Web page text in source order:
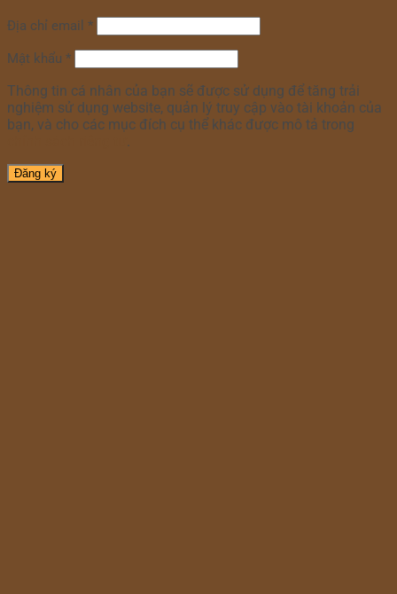
Địa chỉ email *
Mật khẩu *
Thông tin cá nhân của bạn sẽ được sử dụng để tăng trải
nghiệm sử dụng website, quản lý truy cập vào tài khoản của
bạn, và cho các mục đích cụ thể khác được mô tả trong
Đăng ký